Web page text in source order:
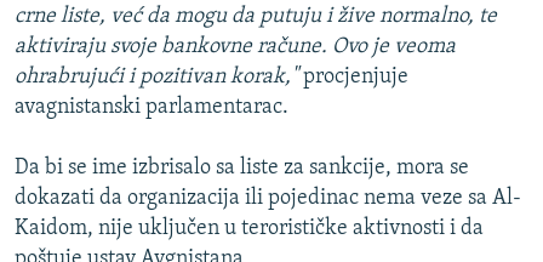
crne liste, već da mogu da putuju i žive normalno, te
aktiviraju svoje bankovne račune. Ovo je veoma
ohrabrujući i pozitivan korak,"procjenjuje
avagnistanski parlamentarac.
Da bi se ime izbrisalo sa liste za sankcije, mora se
dokazati da organizacija ili pojedinac nema veze sa Al-
Kaidom, nije uključen u terorističke aktivnosti i da